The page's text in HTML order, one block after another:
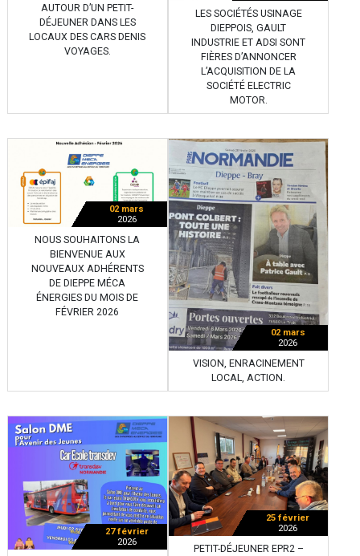
AUTOUR D’UN PETIT-
DÉJEUNER DANS LES
LOCAUX DES CARS DENIS
VOYAGES.
LES SOCIÉTÉS USINAGE
DIEPPOIS, GAULT
INDUSTRIE ET ADSI SONT
FIÈRES D’ANNONCER
L’ACQUISITION DE LA
SOCIÉTÉ ELECTRIC
MOTOR.
02 mars
2026
NOUS SOUHAITONS LA
BIENVENUE AUX
NOUVEAUX ADHÉRENTS
DE DIEPPE MÉCA
ÉNERGIES DU MOIS DE
FÉVRIER 2026
02 mars
2026
VISION, ENRACINEMENT
LOCAL, ACTION.
27 février
2026
25 février
2026
PETIT-DÉJEUNER EPR2 –